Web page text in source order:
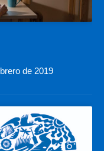
de 2019